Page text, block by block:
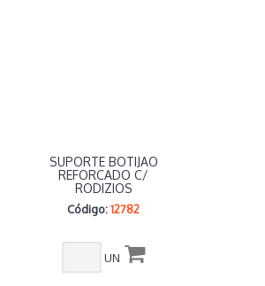
SUPORTE BOTIJAO
REFORCADO C/
RODIZIOS
Código:12782
UN